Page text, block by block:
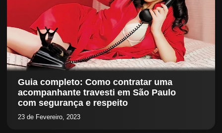
Guia completo: Como contratar uma
acompanhante travesti em São Paulo
com segurança e respeito
23 de Fevereiro, 2023